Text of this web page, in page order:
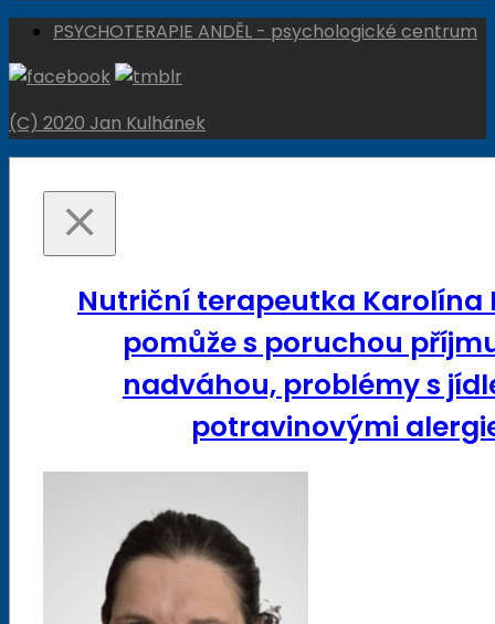
PSYCHOTERAPIE ANDĚL - psychologické centrum
(C) 2020 Jan Kulhánek
Nutriční terapeutka Karolína
pomůže s poruchou
nadváhou, problémy s
potravinovými